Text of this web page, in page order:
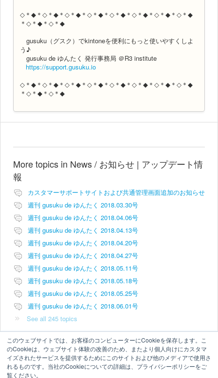
このウェブサイトでは、お客様のコンピューターにCookieを保存します。こ
のCookieは、ウェブサイト体験の改善のため、またより個人向けにカスタマ
イズされたサービスを提供するためにこのサイトおよび他のメディアで使用さ
れるものです。当社のCookieについての詳細は、プライバシーポリシーをご
覧ください。
◇＊◆＊◇＊◆＊◇＊◆＊◇＊◆＊◇＊◆＊◇＊◆＊◇＊◆＊◇＊◆
＊◇＊◆＊◇＊◆
gusuku（グスク）でkintoneを便利にもっと使いやすくしよ
う♪
gusuku de ゆんたく 発行事務局 ＠R3 institute
https://support.gusuku.io
◇＊◆＊◇＊◆＊◇＊◆＊◇＊◆＊◇＊◆＊◇＊◆＊◇＊◆＊◇＊◆
＊◇＊◆＊◇＊◆
More topics in News / お知らせ | アップデート情
報
カスタマーサポートサイトおよび共通管理画面追加のお知らせ
週刊 gusuku de ゆんたく 2018.03.30号
週刊 gusuku de ゆんたく 2018.04.06号
週刊 gusuku de ゆんたく 2018.04.13号
週刊 gusuku de ゆんたく 2018.04.20号
週刊 gusuku de ゆんたく 2018.04.27号
週刊 gusuku de ゆんたく 2018.05.11号
週刊 gusuku de ゆんたく 2018.05.18号
週刊 gusuku de ゆんたく 2018.05.25号
週刊 gusuku de ゆんたく 2018.06.01号
See all 245 topics